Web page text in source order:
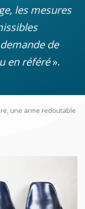
les mesures
de
en référé».
une arme redoutable